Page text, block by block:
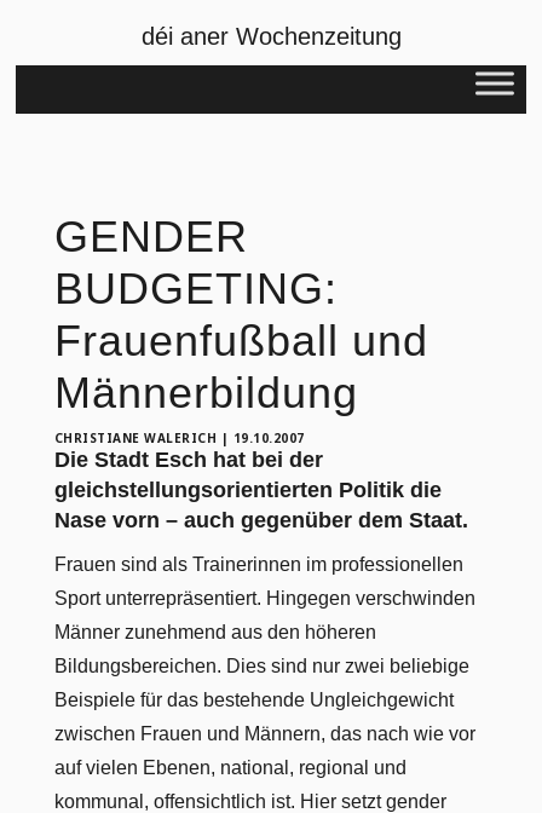
déi aner Wochenzeitung
GENDER
BUDGETING:
Frauenfußball und
Männerbildung
CHRISTIANE WALERICH | 19.10.2007
Die Stadt Esch hat bei der
gleichstellungsorientierten Politik die
Nase vorn – auch gegenüber dem Staat.
Frauen sind als Trainerinnen im professionellen
Sport unterrepräsentiert. Hingegen verschwinden
Männer zunehmend aus den höheren
Bildungsbereichen. Dies sind nur zwei beliebige
Beispiele für das bestehende Ungleichgewicht
zwischen Frauen und Männern, das nach wie vor
auf vielen Ebenen, national, regional und
kommunal, offensichtlich ist. Hier setzt gender